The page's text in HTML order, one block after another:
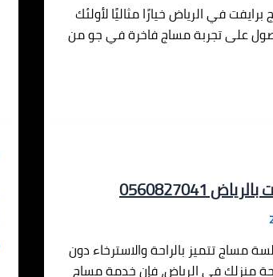
في الرياض خيارًا مثاليًا لأولئك
على تجربة مساج فاخرة في جو من
0560827041
مساج تتميز بالراحة والاسترخاء دون
منزلك في الرياض، فإن خدمة مساج